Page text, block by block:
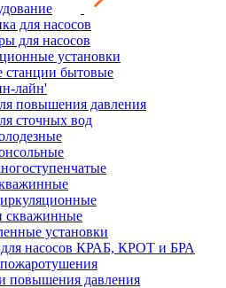
для насосов
для насосов
установки
станции бытовые
лайн'
повышения давления
сточных вод
скважинные
установки
насосов КРАБ, КРОТ и БРА
повышения давления